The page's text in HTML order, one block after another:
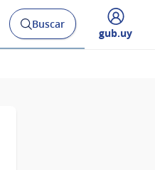
Abrir
buscador
Buscar
Desplegar
gub.uy